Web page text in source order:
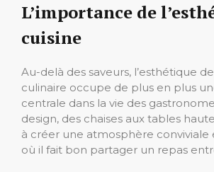
L’importance de
cuisine
Au-delà des saveurs, l’esthétique
culinaire occupe de plus en plus
centrale dans la vie des
design, des chaises aux tables
à créer une atmosphère conviviale
où il fait bon partager un repas